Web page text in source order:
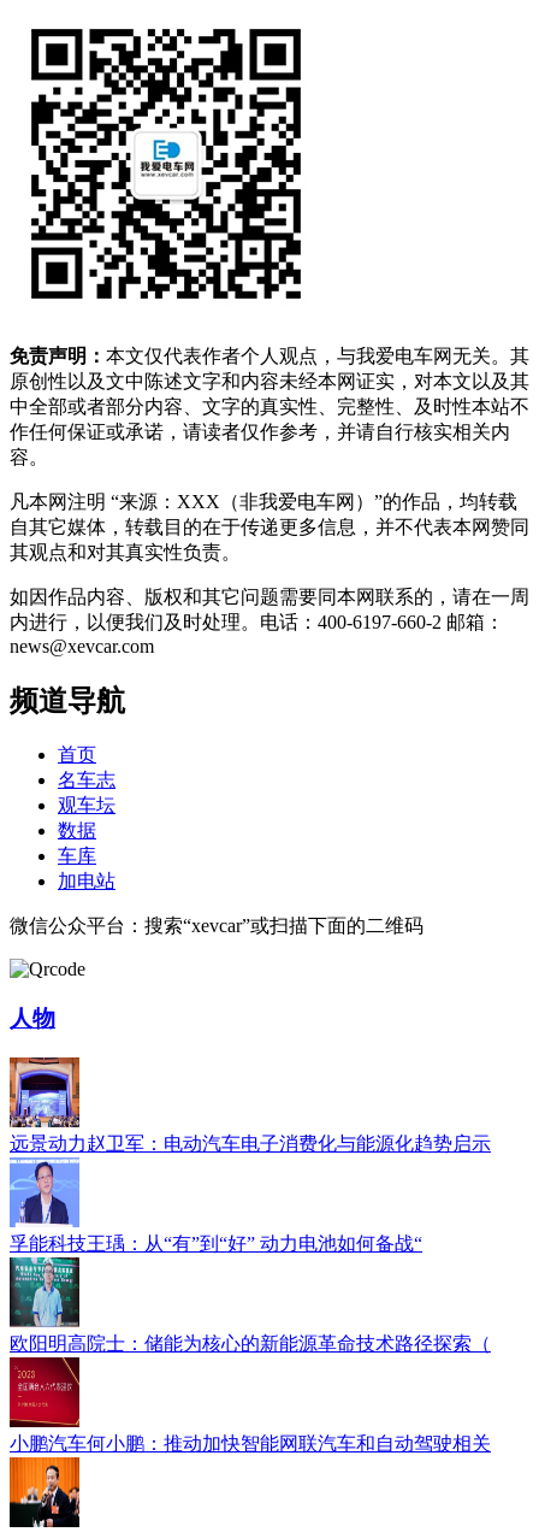
免责声明： 本文仅代表作者个人观点，与我爱电车网无关。其
原创性以及文中陈述文字和内容未经本网证实，对本文以及其
中全部或者部分内容、文字的真实性、完整性、及时性本站不
作任何保证或承诺，请读者仅作参考，并请自行核实相关内
容。
凡本网注明 “来源：XXX（非我爱电车网）”的作品，均转载
自其它媒体，转载目的在于传递更多信息，并不代表本网赞同
其观点和对其真实性负责。
如因作品内容、版权和其它问题需要同本网联系的，请在一周
内进行，以便我们及时处理。电话：400-6197-660-2 邮箱：
news@xevcar.com
频道导航
首页
名车志
观车坛
数据
车库
加电站
微信公众平台：搜索“xevcar”或扫描下面的二维码
人物
远景动力赵卫军：电动汽车电子消费化与能源化趋势启示
孚能科技王瑀：从“有”到“好” 动力电池如何备战“
欧阳明高院士：储能为核心的新能源革命技术路径探索（
小鹏汽车何小鹏：推动加快智能网联汽车和自动驾驶相关